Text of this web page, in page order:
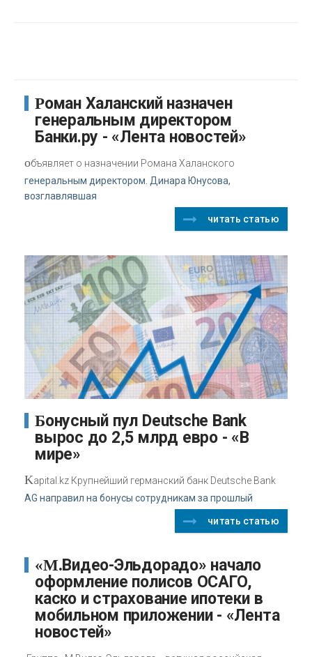
Роман Халанский назначен
генеральным директором
Банки.ру - «Лента новостей»
объявляет о назначении Романа Халанского
генеральным директором. Динара Юнусова,
возглавлявшая
читать статью
Бонусный пул Deutsche Bank
вырос до 2,5 млрд евро - «В
мире»
Kapital.kz Крупнейший германский банк Deutsche Bank
AG направил на бонусы сотрудникам за прошлый
читать статью
«М.Видео-Эльдорадо» начало
оформление полисов ОСАГО,
каско и страхование ипотеки в
мобильном приложении - «Лента
новостей»